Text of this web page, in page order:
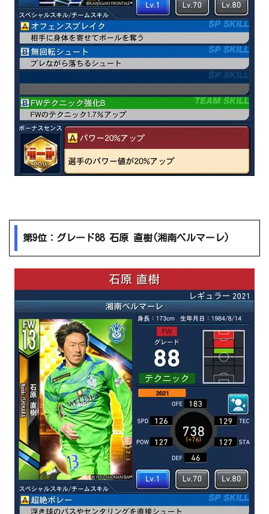
第9位：グレード88 石原 直樹(湘南ベルマーレ)